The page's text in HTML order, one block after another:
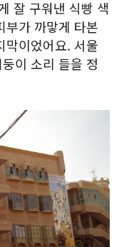
잘 구워낸 식빵 색
부가 까맣게 타본
막이었어요. 서울
이 소리 들을 정